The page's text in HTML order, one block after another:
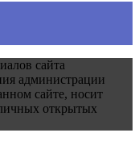
сайта
администрации
сайте, носит
открытых